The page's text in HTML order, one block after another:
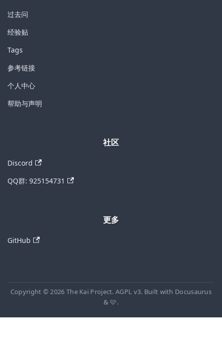
过去问
经验贴
Tags
参考链接
个人中心
帮助与声明
社区
Discord
QQ群: 925154731
更多
GitHub
Copyright © 2026 The Kai Project. AGPL v3. Built with Docusaurus
& 🩷.